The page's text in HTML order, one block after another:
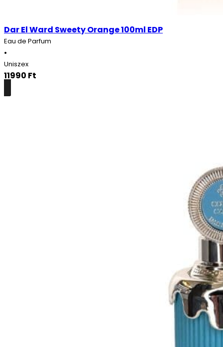
Dar El Ward Sweety Orange 100ml EDP
Eau de Parfum
•
Uniszex
11990 Ft
Részletek